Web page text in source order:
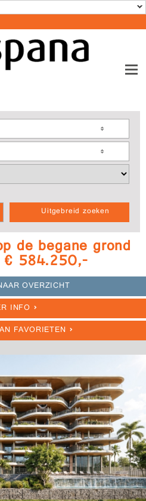
Uitgebreid zoeken
de begane grond
€ 584.250,-
OVERZICHT
INFO
FAVORIETEN